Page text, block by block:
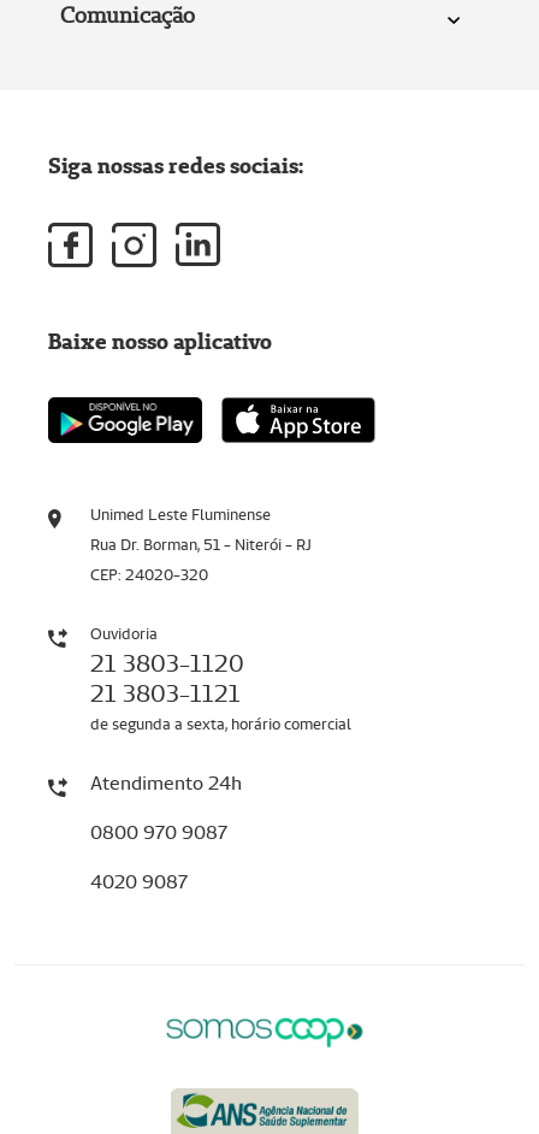
Comunicação
Unimed Leste Fluminense
Rua Dr. Borman, 51 - Niterói - RJ
CEP: 24020-320
Ouvidoria
21 3803-1120
21 3803-1121
de segunda a sexta, horário comercial
Atendimento 24h
0800 970 9087
4020 9087
Siga nossas redes sociais:
Baixe nosso aplicativo